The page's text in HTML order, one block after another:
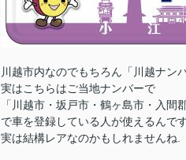
川越市内なのでもちろん「川越ナン
実はこちらはご当地ナンバーで
「川越市・坂戸市・鶴ヶ島市・入間
で車を登録している人が使えるんです
実は結構レアなのかもしれませんね.